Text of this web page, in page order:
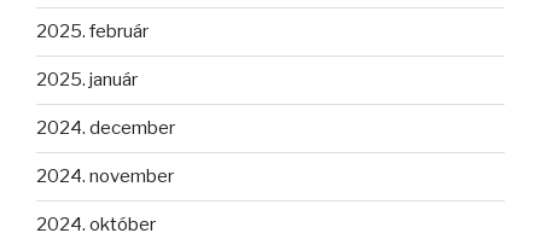
2025. február
2025. január
2024. december
2024. november
2024. október